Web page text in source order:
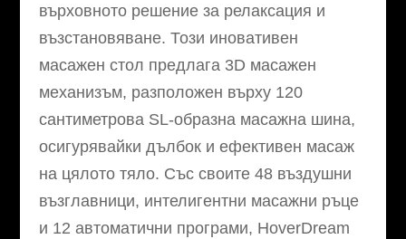
(4,889.58
лв.).
е:
1500.00€
(2,933.75
лв.).
върховното решение за релаксация и
възстановяване. Този иновативен
масажен стол предлага 3D масажен
механизъм, разположен върху 120
сантиметрова SL-образна масажна шина,
осигурявайки дълбок и ефективен масаж
на цялото тяло. Със своите 48 въздушни
възглавници, интелигентни масажни ръце
и 12 автоматични програми, HoverDream